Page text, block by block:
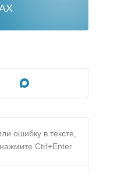
ошибку в тексте,
Ctrl+Enter